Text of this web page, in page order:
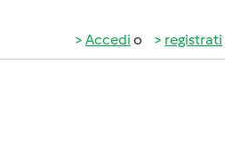
Accedi o registrati